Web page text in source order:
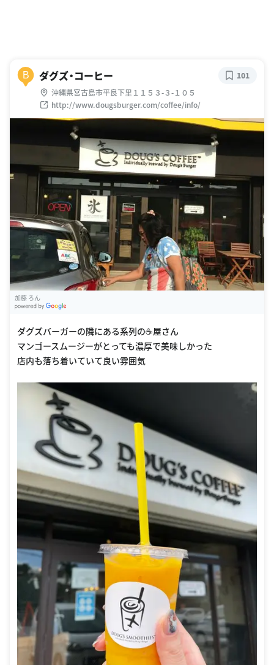
B ダグズ・コーヒー
沖縄県宮古島市平良下里１１５３-３-１０５
http://www.dougsburger.com/coffee/info/
101
加藤 ろん
ダグズバーガーの隣にある系列の☕️屋さん
マンゴースムージーがとっても濃厚で美味しかった
店内も落ち着いていて良い雰囲気